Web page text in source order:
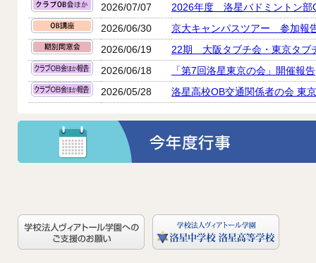
2026/07/07
2026年度 洛星バドミントン部
2026/06/30
京大キャンパスツアー 参加報
2026/06/19
22期 大阪タブチ会・東京タ
2026/06/18
「第7回洛星東京の会」開催報告
2026/05/28
洛星高校OB交通関係者の会 東